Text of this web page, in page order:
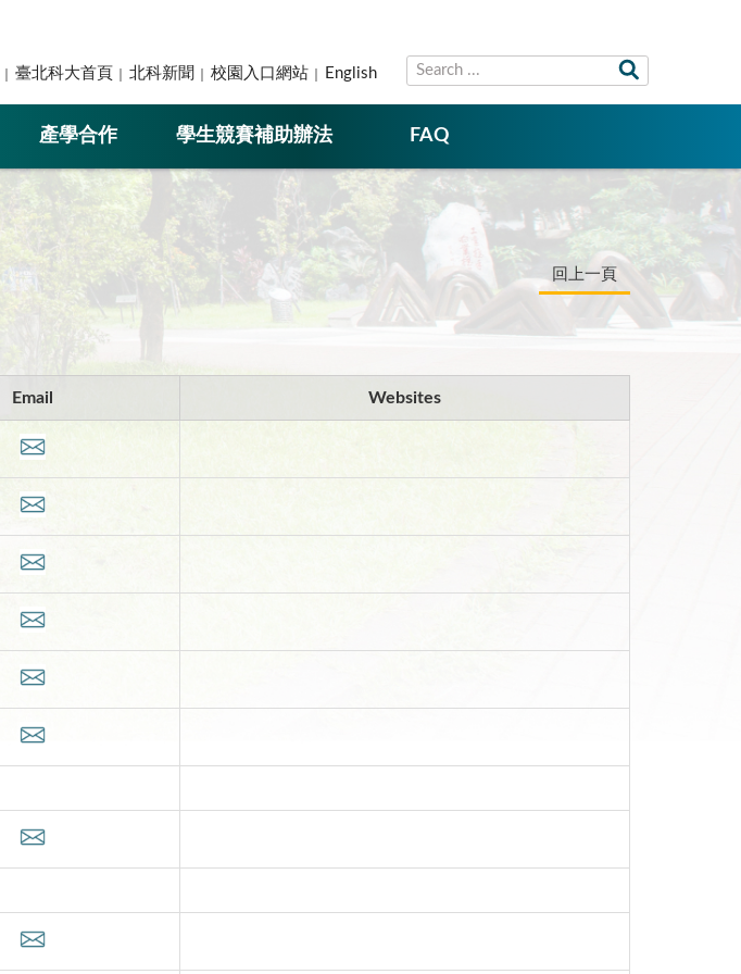
臺北科大首頁 北科新聞 校園入口網站 English
產學合作 學生競賽補助辦法 FAQ
回上一頁
Email Websites